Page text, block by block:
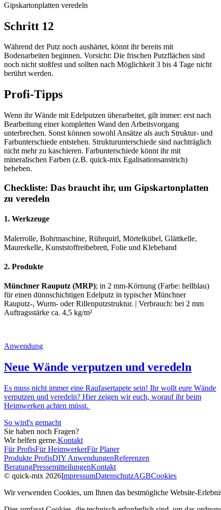
Gipskartonplatten veredeln
Schritt 12
Während der Putz noch aushärtet, könnt ihr bereits mit
Bodenarbeiten beginnen. Vorsicht: Die frischen Putzflächen sind
noch nicht stoßfest und sollten nach Möglichkeit 3 bis 4 Tage nicht
berührt werden.
Profi-Tipps
Wenn ihr Wände mit Edelputzen überarbeitet, gilt immer: erst nach
Bearbeitung einer kompletten Wand den Arbeitsvorgang
unterbrechen. Sonst können sowohl Ansätze als auch Struktur- und
Farbunterschiede entstehen. Strukturunterschiede sind nachträglich
nicht mehr zu kaschieren. Farbunterschiede könnt ihr mit
mineralischen Farben (z.B. quick-mix Egalisationsanstrich)
beheben.
Checkliste: Das braucht ihr, um Gipskartonplatten
zu veredeln
1. Werkzeuge
Malerrolle, Bohrmaschine, Rührquirl, Mörtelkübel, Glättkelle,
Maurerkelle, Kunststoffreibebrett, Folie und Klebeband
2. Produkte
Münchner Rauputz (MRP); in 2 mm-Körnung (Farbe: hellblau)
für einen dünnschichtigen Edelputz in typischer Münchner
Rauputz-, Wurm- oder Rillenputzstruktur. | Verbrauch: bei 2 mm
Auftragsstärke ca. 4,5 kg/m²
Anwendung
Neue Wände verputzen und veredeln
Es muss nicht immer eine Raufasertapete sein! Ihr wollt eure Wände
verputzen und veredeln? Hier zeigen wir euch, worauf ihr beim
Heimwerken achten müsst.
So wird's gemacht
Sie haben noch Fragen?
Wir helfen gerne.Kontakt
Für ProfisFür HeimwerkerFür Planer
Produkte ProfisDIY AnwendungenReferenzen
BeratungPressemitteilungenKontakt
© quick-mix 2026ImpressumDatenschutzAGBCookies
Wir verwenden Cookies, um Ihnen das bestmögliche Website-